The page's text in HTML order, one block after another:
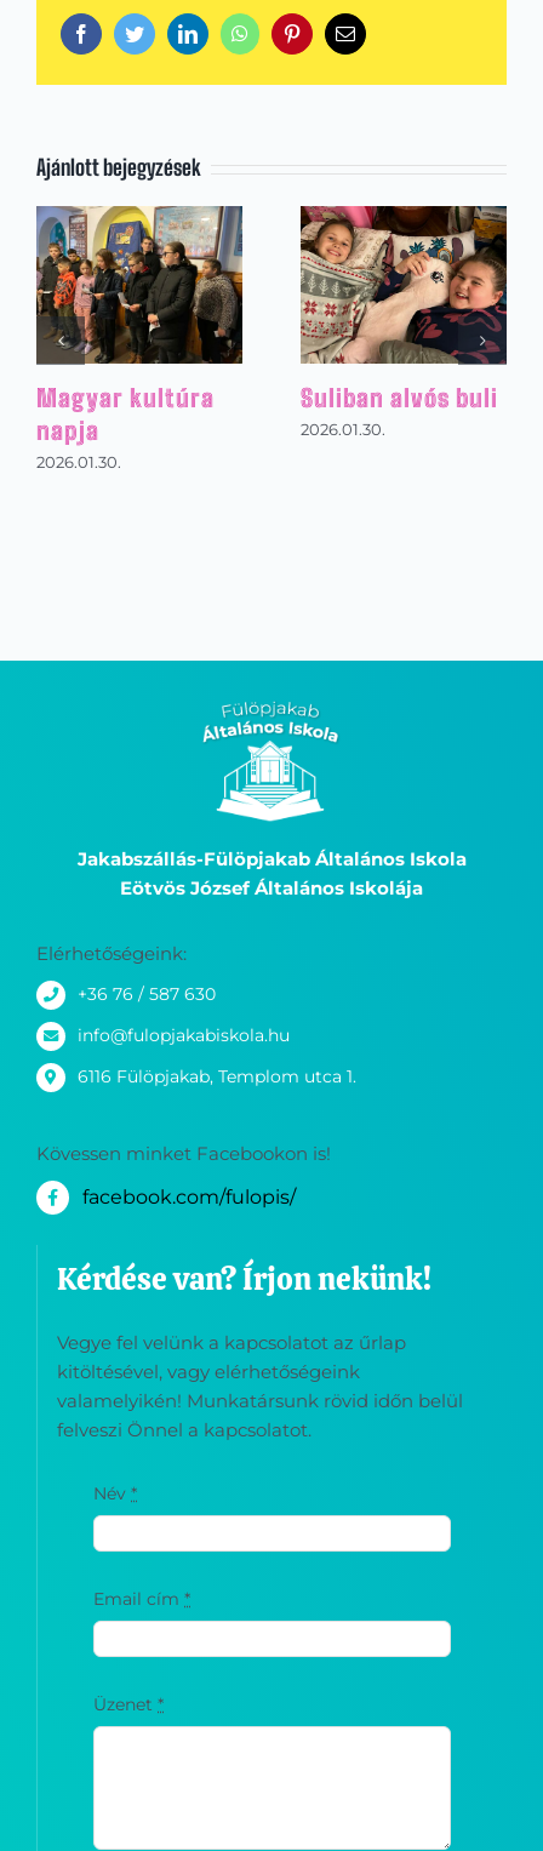
FacebookTwitterLinkedInWhatsAppPinterestEmail:
Ajánlott bejegyzések
Magyar kultúra
napja
2026.01.30.
Suliban alvós buli
2026.01.30.
Jakabszállás-Fülöpjakab Általános Iskola
Eötvös József Általános Iskolája
Elérhetőségeink:
+36 76 / 587 630
info@fulopjakabiskola.hu
6116 Fülöpjakab, Templom utca 1.
Kövessen minket Facebookon is!
facebook.com/fulopis/
Kérdése van? Írjon nekünk!
Vegye fel velünk a kapcsolatot az űrlap
kitöltésével, vagy elérhetőségeink
valamelyikén! Munkatársunk rövid időn belül
felveszi Önnel a kapcsolatot.
Név*
Email cím*
Üzenet*